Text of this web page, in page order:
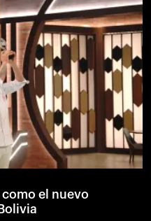
el nuevo